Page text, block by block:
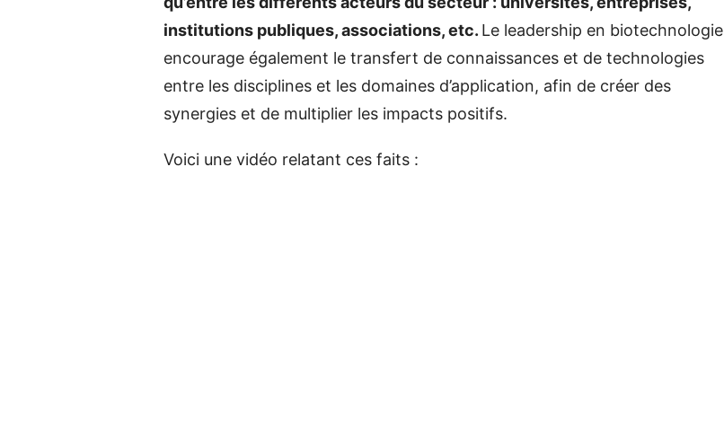
institutions publiques, associations, etc. Le leadership en biotechnologie
encourage également le transfert de connaissances et de technologies
entre les disciplines et les domaines d’application, afin de créer des
synergies et de multiplier les impacts positifs.
Voici une vidéo relatant ces faits :